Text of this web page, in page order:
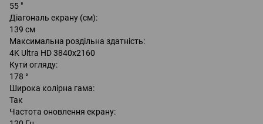
55 "
Діагональ екрану (см):
139 см
Максимальна роздільна здатність:
4K Ultra HD 3840x2160
Кути огляду:
178 °
Широка колірна гама:
Так
Частота оновлення екрану: